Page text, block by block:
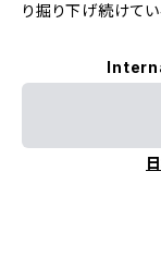
り掘り下げ続けてい